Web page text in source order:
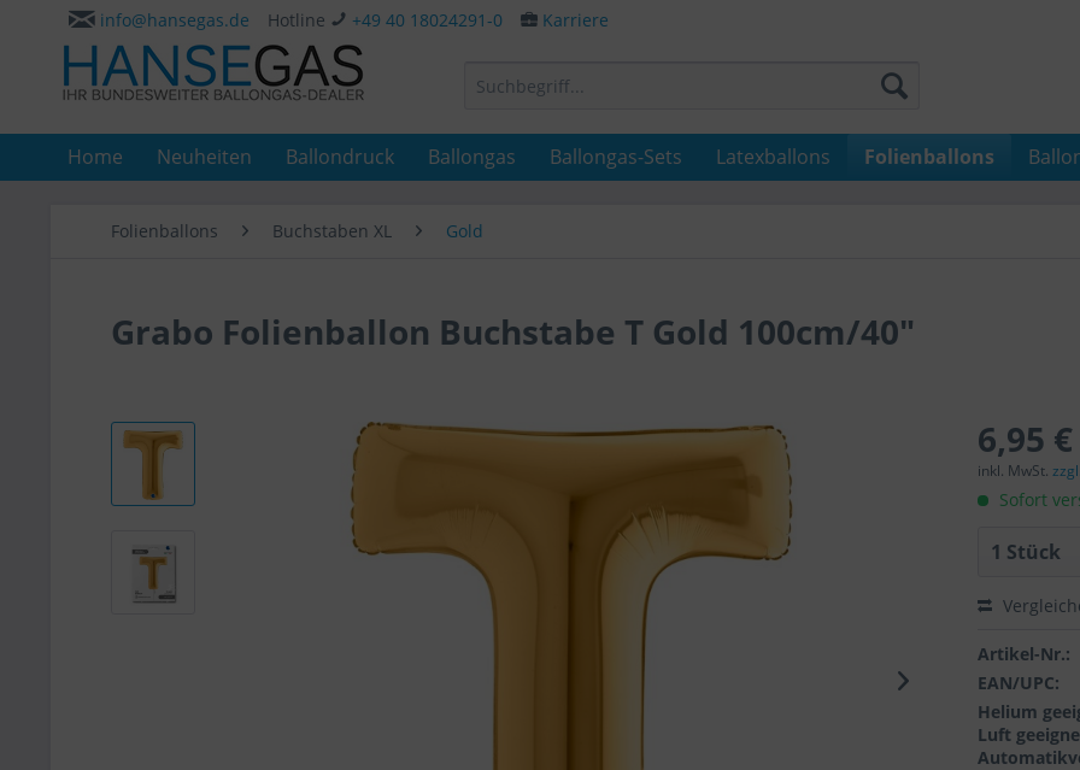
info@hansegas.de Hotline +49 40 18024291-0 Karriere
Home Neuheiten Ballondruck Ballongas Ballongas-Sets Latexballons Folienballons
Folienballons Buchstaben XL Gold
Grabo Folienballon Buchstabe T Gold 100cm/40"
6,95
inkl. MwSt.
Sofort
Artikel-Nr.:
EAN/UPC:
Helium
Luft